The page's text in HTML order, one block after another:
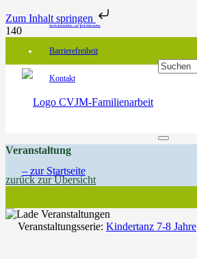
Zum Inhalt springen
Leichte Sprache
Barrierefreiheit
Kontakt
Veranstaltung
zurück zur Übersicht
Veranstaltungsserie: Kindertanz 7-8 Jahre